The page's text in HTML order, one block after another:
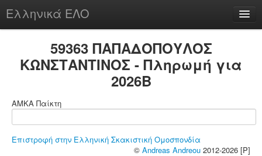
Ελληνικά ΕΛΟ
59363 ΠΑΠΑΔΟΠΟΥΛΟΣ
ΚΩΝΣΤΑΝΤΙΝΟΣ - Πληρωμή για
2026B
ΑΜΚΑ Παίκτη
Επιστροφή στην Ελληνική Σκακιστική Ομοσπονδία
© Andreas Andreou 2012-2026 [P]